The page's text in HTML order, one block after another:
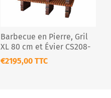
Barbecue en Pierre, Gril
XL 80 cm et Évier CS208-
80
€2195,00 TTC